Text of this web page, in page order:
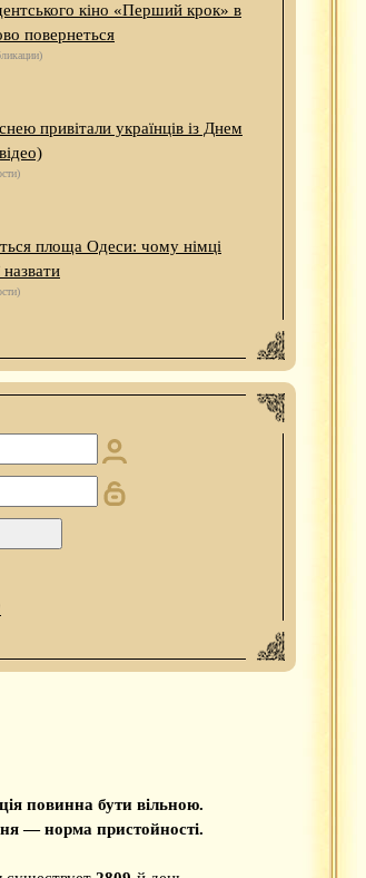
кіно «Перший крок» в
повернеться
привітали українців із Днем
площа Одеси: чому німці
назвати
повинна бути вільною.
— норма пристойності.